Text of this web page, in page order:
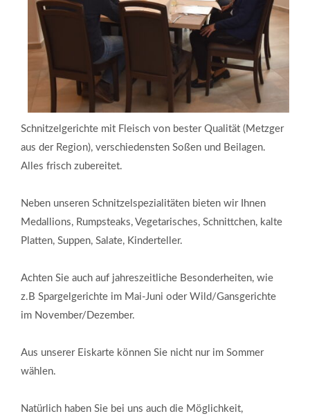
Schnitzelgerichte mit Fleisch von bester Qualität (Metzger
aus der Region), verschiedensten Soßen und Beilagen.
Alles frisch zubereitet.
Neben unseren Schnitzelspezialitäten bieten wir Ihnen
Medallions, Rumpsteaks, Vegetarisches, Schnittchen, kalte
Platten, Suppen, Salate, Kinderteller.
Achten Sie auch auf jahreszeitliche Besonderheiten, wie
z.B Spargelgerichte im Mai-Juni oder Wild/Gansgerichte
im November/Dezember.
Aus unserer Eiskarte können Sie nicht nur im Sommer
wählen.
Natürlich haben Sie bei uns auch die Möglichkeit,
von 12.00 - 14.00 Uhr und
von 17.00 - 21.00 Uhr
Ruhetage
und